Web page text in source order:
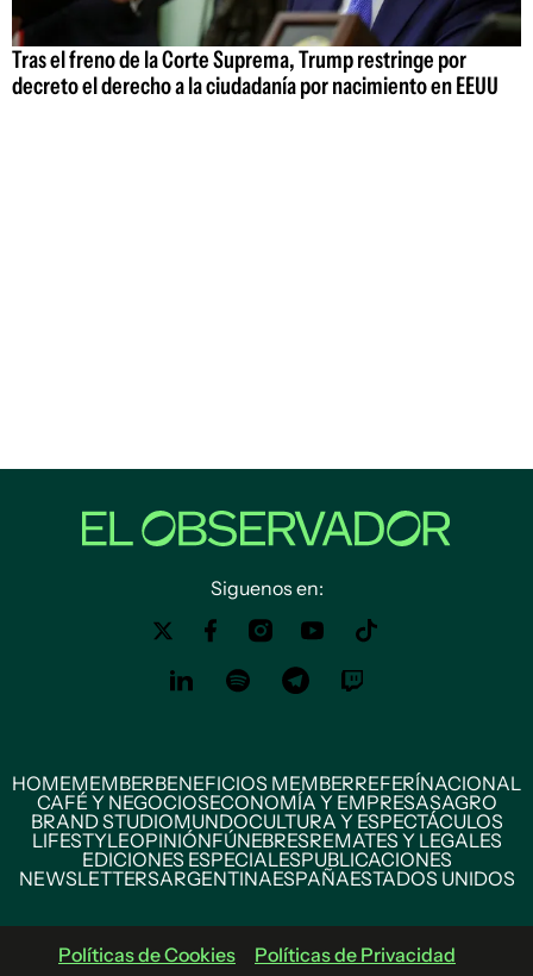
Tras el freno de la Corte Suprema, Trump restringe por
decreto el derecho a la ciudadanía por nacimiento en EEUU
Siguenos en:
HOMEMEMBERBENEFICIOS MEMBERREFERÍNACIONAL
CAFÉ Y NEGOCIOSECONOMÍA Y EMPRESASAGRO
BRAND STUDIOMUNDOCULTURA Y ESPECTÁCULOS
LIFESTYLEOPINIÓNFÚNEBRESREMATES Y LEGALES
EDICIONES ESPECIALESPUBLICACIONES
NEWSLETTERSARGENTINAESPAÑAESTADOS UNIDOS
Políticas de Cookies Políticas de Privacidad